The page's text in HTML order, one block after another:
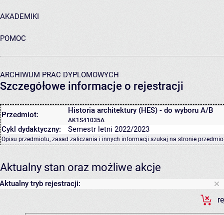
AKADEMIKI
POMOC
ARCHIWUM PRAC DYPLOMOWYCH
Szczegółowe informacje o rejestracji
Przedmiot: Historia architektury (HES) - do wyboru A/B
AK1S41035A
Cykl dydaktyczny: Semestr letni 2022/2023
Opisu przedmiotu, zasad zaliczania i innych informacji szukaj na stronie
Aktualny stan oraz możliwe akcje
Aktualny tryb rejestracji: